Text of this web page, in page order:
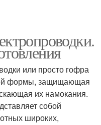
или просто гофра
формы, защищающая
их намокания.
собой
широких,